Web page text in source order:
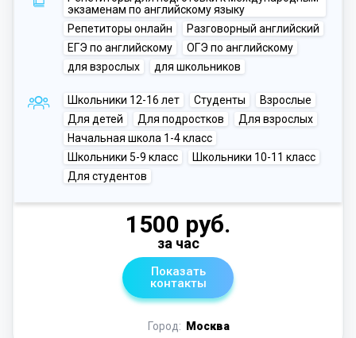
экзаменам по английскому языку
Репетиторы онлайн
Разговорный английский
ЕГЭ по английскому
ОГЭ по английскому
для взрослых
для школьников
Школьники 12-16 лет Студенты
Взрослые
Для детей
Для подростков
Для взрослых
Начальная школа 1-4 класс
Школьники 5-9 класс
Школьники 10-11 класс
Для студентов
Город: Москва
1500 руб.
за час
Показать
контакты